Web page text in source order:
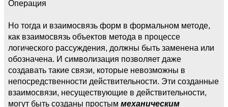
Операция
Но тогда и взаимосвязь форм в формальном методе,
как взаимосвязь объектов метода в процессе
логического рассуждения, должны быть заменена или
обозначена. И символизация позволяет даже
создавать такие связи, которые невозможны в
непосредственности действительности. Эти созданные
взаимосвязи, несуществующие в действительности,
могут быть созданы простым механическим